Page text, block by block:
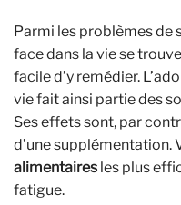
Parmi les problèmes de
face dans la vie se
facile d’y remédier.
vie fait ainsi partie des
Ses effets sont, par
d’une supplémentation.
alimentaires les plus
fatigue.